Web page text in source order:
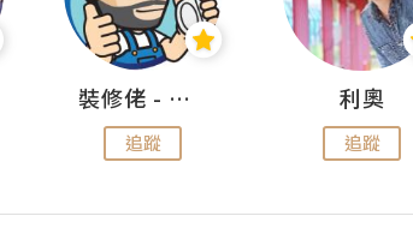
裝修佬 - 香港一站式網上裝修平台
追蹤
利奧
追蹤